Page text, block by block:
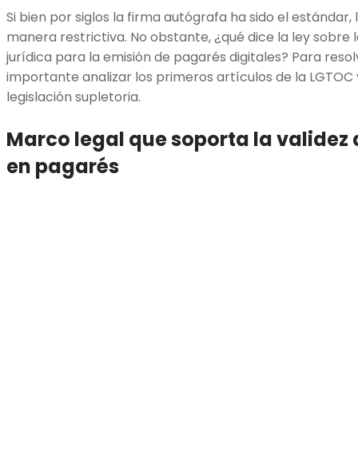
Si bien por siglos la firma autógrafa ha sido el estándar,
manera restrictiva. No obstante, ¿qué dice la ley sobre
jurídica para la emisión de pagarés digitales? Para
importante analizar los primeros artículos de la LGTOC
legislación supletoria.
Marco legal que soporta la
en pagarés